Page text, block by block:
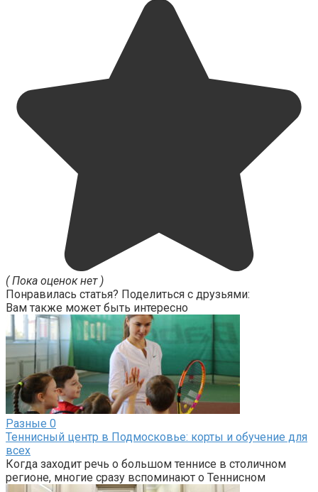
( Пока оценок нет )
Понравилась статья? Поделиться с друзьями:
Вам также может быть интересно
Разные 0
Теннисный центр в Подмосковье: корты и обучение для
всех
Когда заходит речь о большом теннисе в столичном
регионе, многие сразу вспоминают о Теннисном